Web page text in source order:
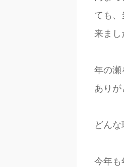
ても
来まし
年の瀬
ありが
どん
今年も